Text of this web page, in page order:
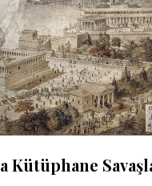
Kütüphane